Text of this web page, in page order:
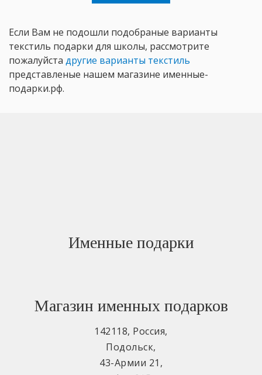
Если Вам не подошли подобраные варианты
текстиль подарки для школы, рассмотрите
пожалуйста другие варианты текстиль
представленые нашем магазине именные-
подарки.рф.
Именные подарки
Магазин именных подарков
142118, Россия,
Подольск,
43-Армии 21 ,